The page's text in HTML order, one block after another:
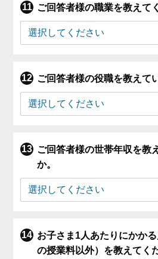
ご回答者様の職業を教えて
ご回答者様の役職を教えて
ご回答者様の世帯年収を教
か。
お子さま1人あたりにかか
の授業料以外）を教えてく